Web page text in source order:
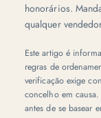
honorários.
qualquer
Este artigo é
regras de
verificação exige
concelho em
antes de se basear